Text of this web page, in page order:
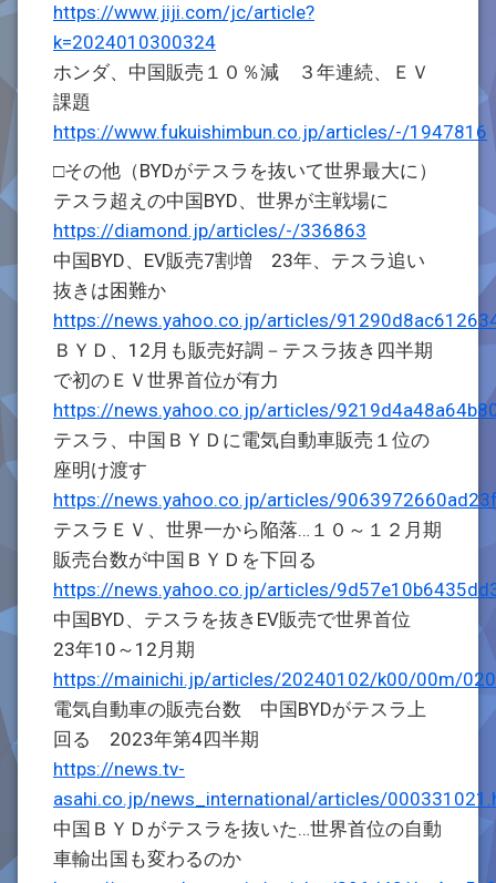
https://www.jiji.com/jc/article?
k=2024010300324
ホンダ、中国販売１０％減 ３年連続、ＥＶ
課題
https://www.fukuishimbun.co.jp/articles/-/1947816
□その他（BYDがテスラを抜いて世界最大に）
テスラ超えの中国BYD、世界が主戦場に
https://diamond.jp/articles/-/336863
中国BYD、EV販売7割増 23年、テスラ追い
抜きは困難か
https://news.yahoo.co.jp/articles/
ＢＹＤ、12月も販売好調－テスラ抜き四半期
で初のＥＶ世界首位が有力
https://news.yahoo.co.jp/articles/
テスラ、中国ＢＹＤに電気自動車販売１位の
座明け渡す
https://news.yahoo.co.jp/articles/
テスラＥＶ、世界一から陥落…１０～１２月期
販売台数が中国ＢＹＤを下回る
https://news.yahoo.co.jp/articles/
中国BYD、テスラを抜きEV販売で世界首位
23年10～12月期
https://mainichi.jp/articles/20240102/k00/00m/
電気自動車の販売台数 中国BYDがテスラ上
回る 2023年第4四半期
https://news.tv-
asahi.co.jp/news_international/articles/
中国ＢＹＤがテスラを抜いた…世界首位の自動
車輸出国も変わるのか